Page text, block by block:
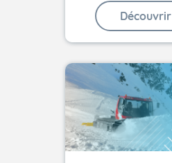
Découvrir